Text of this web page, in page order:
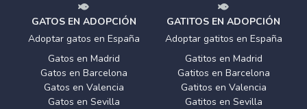
GATOS EN ADOPCIÓN
Adoptar gatos en España
Gatos en Madrid
Gatos en Barcelona
Gatos en Valencia
Gatos en Sevilla
GATITOS EN ADOPCIÓN
Adoptar gatitos en España
Gatitos en Madrid
Gatitos en Barcelona
Gatitos en Valencia
Gatitos en Sevilla